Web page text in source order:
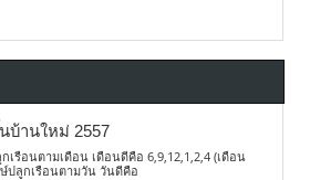
บ้านใหม่ 2557
เรือนตามเดือน เดือนดีคือ 6,9,12,1,2,4 (เดือน
ปลูกเรือนตามวัน วันดีคือ